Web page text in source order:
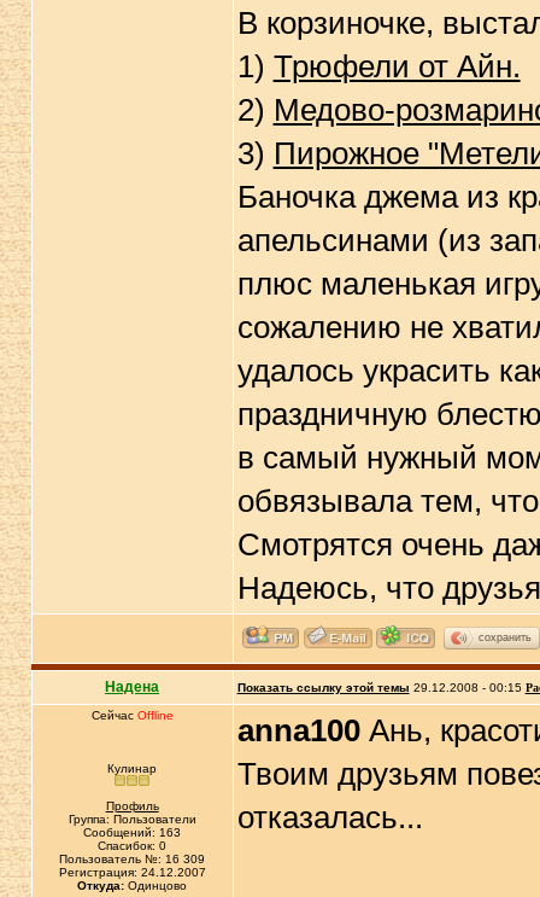
В корзиночке,
1) Трюфели от Айн.
2) Медово-
3) Пирожное
Баночка джема из
апельсинами (из
плюс маленькая
сожалению не
удалось украсить
праздничную
в самый нужный
обвязывала тем,
Смотрятся очень
Надеюсь, что
сохранить
Надена Показать ссылку этой темы 29.12.2008 - 00:15
Сейчас Offline
Кулинар
Профиль
Группа: Пользователи
Сообщений: 163
Спасибок: 0
Пользователь №: 16 309
Регистрация: 24.12.2007
Откуда: Одинцово
anna100Ань,
Твоим друзьям
отказалась...